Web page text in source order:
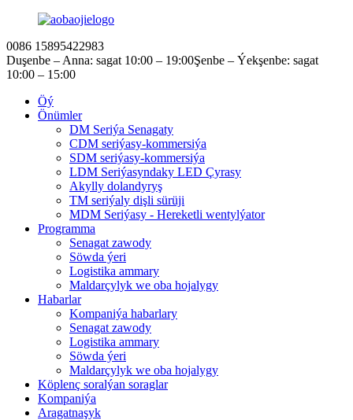
0086 15895422983
Duşenbe – Anna: sagat 10:00 – 19:00Şenbe – Ýekşenbe: sagat
10:00 – 15:00
Öý
Önümler
DM Seriýa Senagaty
CDM seriýasy-kommersiýa
SDM seriýasy-kommersiýa
LDM Seriýasyndaky LED Çyrasy
Akylly dolandyryş
TM seriýaly dişli sürüji
MDM Seriýasy - Hereketli wentylýator
Programma
Senagat zawody
Söwda ýeri
Logistika ammary
Maldarçylyk we oba hojalygy
Habarlar
Kompaniýa habarlary
Senagat zawody
Logistika ammary
Söwda ýeri
Maldarçylyk we oba hojalygy
Köplenç soralýan soraglar
Kompaniýa
Aragatnaşyk